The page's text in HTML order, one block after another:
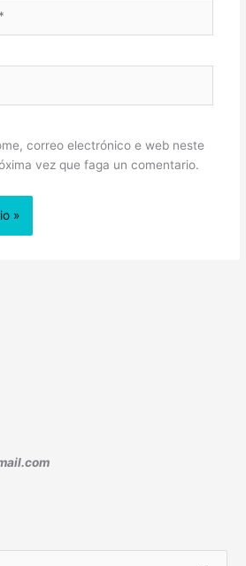
correo electrónico e web neste
vez que faga un comentario.